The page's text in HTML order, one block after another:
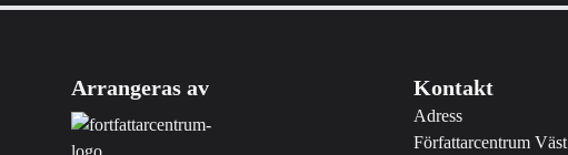
Arrangeras av Kontakt
Adress
Författarcentrum Väst